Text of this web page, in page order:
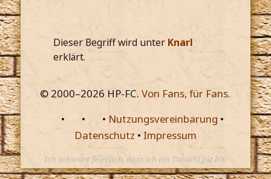
Dieser Begriff wird unter Knarl
erklärt.
© 2000–2026 HP-FC.Von Fans, für Fans.
•
• • Nutzungsvereinbarung •
Datenschutz • Impressum
Ich schwöre feierlich, dass ich ein Tunichtgut bin